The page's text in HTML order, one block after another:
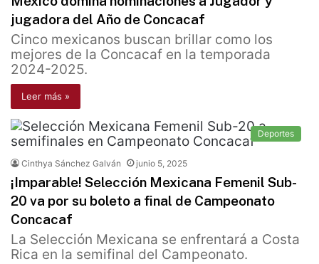
jugadora del Año de Concacaf
Cinco mexicanos buscan brillar como los
mejores de la Concacaf en la temporada
2024-2025.
Leer más »
Deportes
Cinthya Sánchez Galván junio 5, 2025
¡Imparable! Selección Mexicana Femenil Sub-
20 va por su boleto a final de Campeonato
Concacaf
La Selección Mexicana se enfrentará a Costa
Rica en la semifinal del Campeonato.